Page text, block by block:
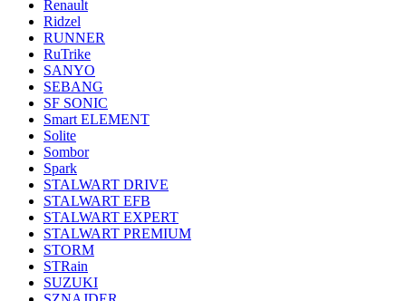
Renault
Ridzel
RUNNER
RuTrike
SANYO
SEBANG
SF SONIC
Smart ELEMENT
Solite
Sombor
Spark
STALWART DRIVE
STALWART EFB
STALWART EXPERT
STALWART PREMIUM
STORM
STRain
SUZUKI